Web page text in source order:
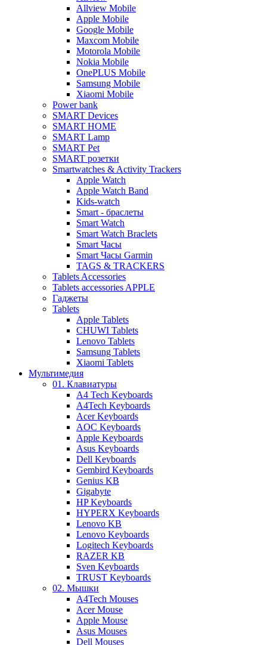
Allview Mobile
Apple Mobile
Google Mobile
Maxcom Mobile
Motorola Mobile
Nokia Mobile
OnePLUS Mobile
Samsung Mobile
Xiaomi Mobile
Power bank
SMART Devices
SMART HOME
SMART Lamp
SMART Pet
SMART розетки
Smartwatches & Activity Trackers
Apple Watch
Apple Watch Band
Kids-watch
Smart - браслеты
Smart Watch
Smart Watch Braclets
Smart Часы
Smart Часы Garmin
TAGS & TRACKERS
Tablets Accessories
Tablets accessories APPLE
Гаджеты
Tablets
Apple Tablets
CHUWI Tablets
Lenovo Tablets
Samsung Tablets
Xiaomi Tablets
Мультимедия
01. Клавиатуры
A4 Tech Keyboards
A4Tech Keyboards
Acer Keyboards
AOC Keyboards
Apple Keyboards
Asus Keyboards
Dell Keyboards
Gembird Keyboards
Genius KB
Gigabyte
HP Keyboards
HYPERX Keyboards
Lenovo KB
Lenovo Keyboards
Logitech Keyboards
RAZER KB
Sven Keyboards
TRUST Keyboards
02. Мышки
A4Tech Mouses
Acer Mouse
Apple Mouse
Asus Mouses
Dell Mouses